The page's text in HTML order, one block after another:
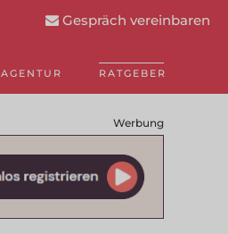
AGENTUR RATGEBER
Gespräch vereinbaren
Werbung